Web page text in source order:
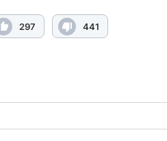
297 441